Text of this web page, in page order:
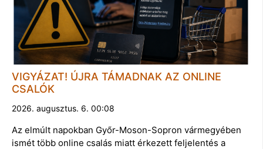
VIGYÁZAT! ÚJRA TÁMADNAK AZ ONLINE
CSALÓK
2026. augusztus. 6. 00:08
Az elmúlt napokban Győr-Moson-Sopron vármegyében
ismét több online csalás miatt érkezett feljelentés a